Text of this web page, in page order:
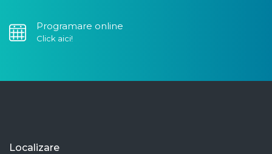
Programare online
Click aici!
Localizare